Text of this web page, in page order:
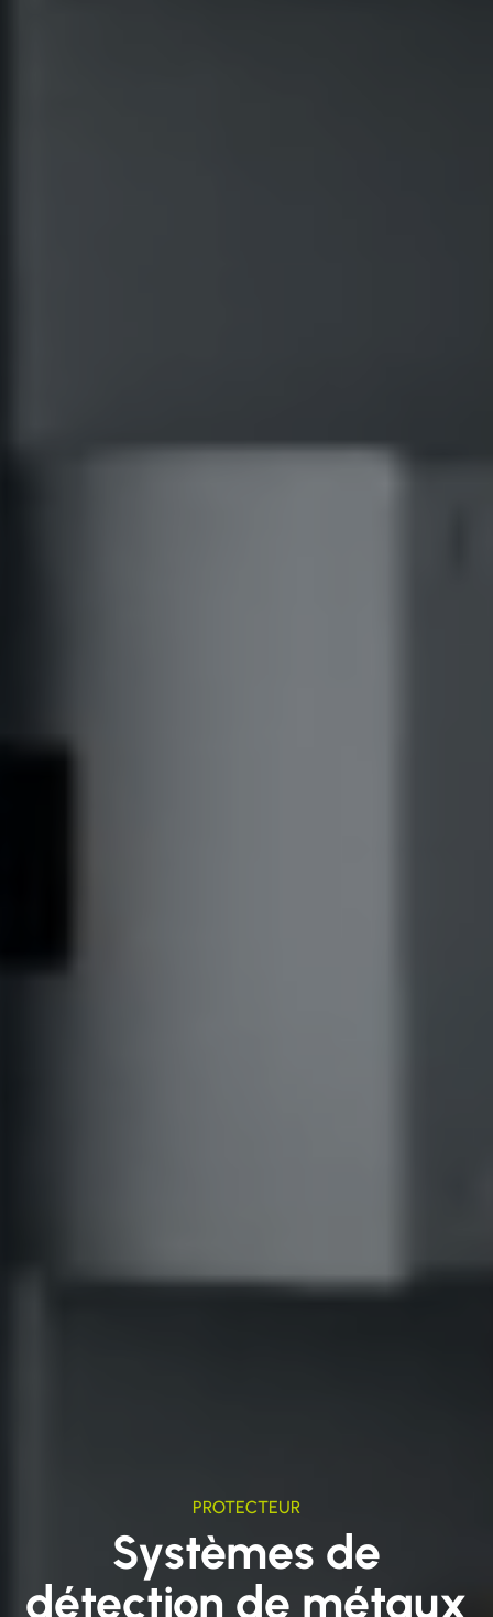
PROTECTEUR
Systèmes de
détection de métaux